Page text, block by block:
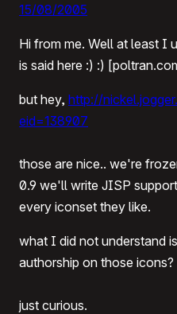
15/08/2005
Hi from me. Well at least I
is said here :) :)
but hey, http://
eid=138907
those are nice.. we're
0.9 we'll write JISP
every iconset they like.
what I did not understand
authorship on those icons?
just curious.